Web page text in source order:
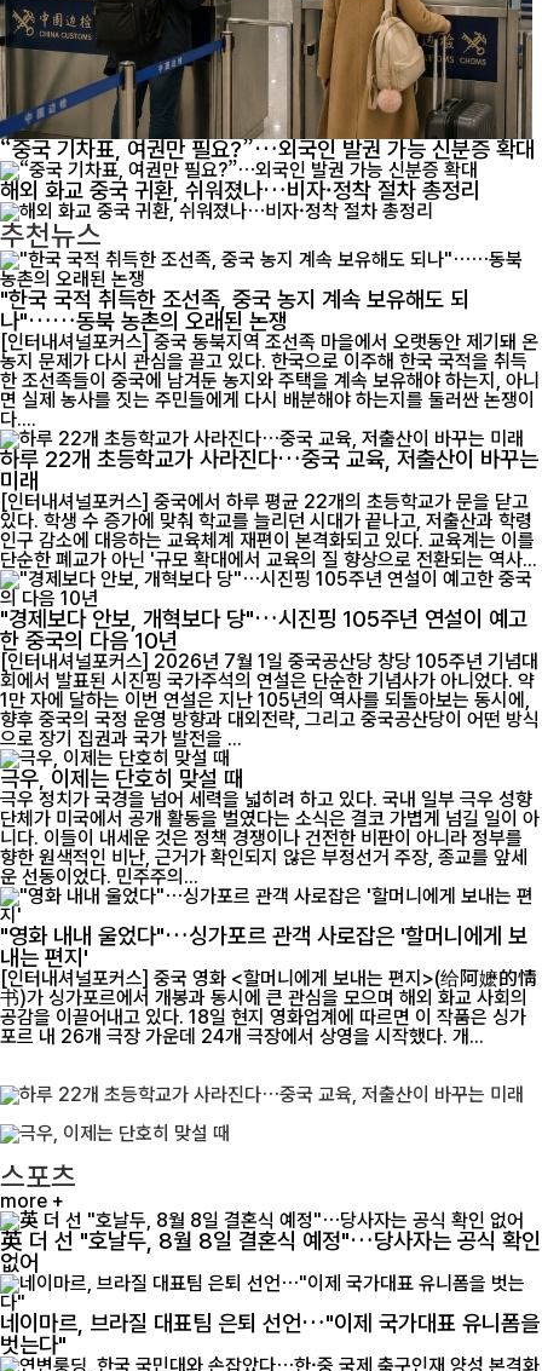
“중국 기차표, 여권만 필요?”…외국인 발권 가능 신분증 확대
해외 화교 중국 귀환, 쉬워졌나…비자·정착 절차 총정리
추천뉴스
"한국 국적 취득한 조선족, 중국 농지 계속 보유해도 되
나"……동북 농촌의 오래된 논쟁
[인터내셔널포커스] 중국 동북지역 조선족 마을에서 오랫동안 제기돼 온
농지 문제가 다시 관심을 끌고 있다. 한국으로 이주해 한국 국적을 취득
한 조선족들이 중국에 남겨둔 농지와 주택을 계속 보유해야 하는지, 아니
면 실제 농사를 짓는 주민들에게 다시 배분해야 하는지를 둘러싼 논쟁이
다....
하루 22개 초등학교가 사라진다…중국 교육, 저출산이 바꾸는
미래
[인터내셔널포커스] 중국에서 하루 평균 22개의 초등학교가 문을 닫고
있다. 학생 수 증가에 맞춰 학교를 늘리던 시대가 끝나고, 저출산과 학령
인구 감소에 대응하는 교육체계 재편이 본격화되고 있다. 교육계는 이를
단순한 폐교가 아닌 '규모 확대에서 교육의 질 향상으로 전환되는 역사...
"경제보다 안보, 개혁보다 당"…시진핑 105주년 연설이 예고
한 중국의 다음 10년
[인터내셔널포커스] 2026년 7월 1일 중국공산당 창당 105주년 기념대
회에서 발표된 시진핑 국가주석의 연설은 단순한 기념사가 아니었다. 약
1만 자에 달하는 이번 연설은 지난 105년의 역사를 되돌아보는 동시에,
향후 중국의 국정 운영 방향과 대외전략, 그리고 중국공산당이 어떤 방식
으로 장기 집권과 국가 발전을 ...
극우, 이제는 단호히 맞설 때
극우 정치가 국경을 넘어 세력을 넓히려 하고 있다. 국내 일부 극우 성향
단체가 미국에서 공개 활동을 벌였다는 소식은 결코 가볍게 넘길 일이 아
니다. 이들이 내세운 것은 정책 경쟁이나 건전한 비판이 아니라 정부를
향한 원색적인 비난, 근거가 확인되지 않은 부정선거 주장, 종교를 앞세
운 선동이었다. 민주주의...
"영화 내내 울었다"…싱가포르 관객 사로잡은 '할머니에게 보
내는 편지'
[인터내셔널포커스] 중국 영화 <할머니에게 보내는 편지>(给阿嬷的情
书)가 싱가포르에서 개봉과 동시에 큰 관심을 모으며 해외 화교 사회의
공감을 이끌어내고 있다. 18일 현지 영화업계에 따르면 이 작품은 싱가
포르 내 26개 극장 가운데 24개 극장에서 상영을 시작했다. 개...
스포츠
more +
英 더 선 "호날두, 8월 8일 결혼식 예정"…당사자는 공식 확인
없어
네이마르, 브라질 대표팀 은퇴 선언…"이제 국가대표 유니폼을
벗는다"